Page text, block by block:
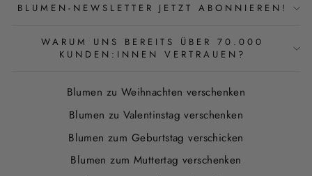
BLUMEN-NEWSLETTER JETZT ABONNIEREN!
WARUM UNS BEREITS ÜBER 70.000
KUNDEN:INNEN VERTRAUEN?
Blumen zu Weihnachten verschenken
Blumen zu Valentinstag verschenken
Blumen zum Geburtstag verschicken
Blumen zum Muttertag verschenken